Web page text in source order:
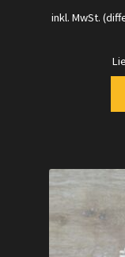
inkl. MwSt.